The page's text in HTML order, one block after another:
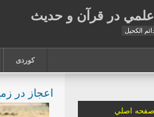
علمي در قرآن و حديث
الكحيل
كوردى
اعجاز در
صفحه اصلي